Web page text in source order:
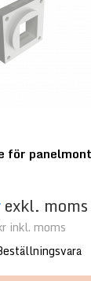
för
exkl. moms
inkl. moms